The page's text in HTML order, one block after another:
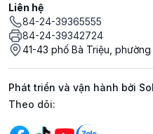
Liên hệ
84-24-39365555
84-24-39342724
41-43 phố Bà Triệu, phường
Phát triển và vận hành bởi
Mạng xã hội
Theo dõi: